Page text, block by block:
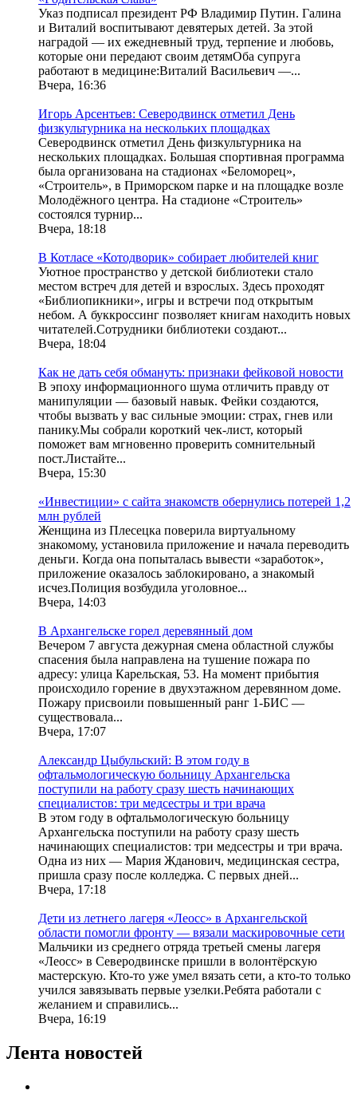
Указ подписал президент РФ Владимир Путин. Галина
и Виталий воспитывают девятерых детей. За этой
наградой — их ежедневный труд, терпение и любовь,
которые они передают своим детямОба супруга
работают в медицине:Виталий Васильевич —...
Вчера, 16:36
Игорь Арсентьев: Северодвинск отметил День
физкультурника на нескольких площадках
Северодвинск отметил День физкультурника на
нескольких площадках. Большая спортивная программа
была организована на стадионах «Беломорец»,
«Строитель», в Приморском парке и на площадке возле
Молодёжного центра. На стадионе «Строитель»
состоялся турнир...
Вчера, 18:18
В Котласе «Котодворик» собирает любителей книг
Уютное пространство у детской библиотеки стало
местом встреч для детей и взрослых. Здесь проходят
«Библиопикники», игры и встречи под открытым
небом. А буккроссинг позволяет книгам находить новых
читателей.Сотрудники библиотеки создают...
Вчера, 18:04
Как не дать себя обмануть: признаки фейковой новости
В эпоху информационного шума отличить правду от
манипуляции — базовый навык. Фейки создаются,
чтобы вызвать у вас сильные эмоции: страх, гнев или
панику.Мы собрали короткий чек-лист, который
поможет вам мгновенно проверить сомнительный
пост.Листайте...
Вчера, 15:30
«Инвестиции» с сайта знакомств обернулись потерей 1,2
млн рублей
Женщина из Плесецка поверила виртуальному
знакомому, установила приложение и начала переводить
деньги. Когда она попыталась вывести «заработок»,
приложение оказалось заблокировано, а знакомый
исчез.Полиция возбудила уголовное...
Вчера, 14:03
В Архангельске горел деревянный дом
Вечером 7 августа дежурная смена областной службы
спасения была направлена на тушение пожара по
адресу: улица Карельская, 53. На момент прибытия
происходило горение в двухэтажном деревянном доме.
Пожару присвоили повышенный ранг 1-БИС —
существовала...
Вчера, 17:07
Александр Цыбульский: В этом году в
офтальмологическую больницу Архангельска
поступили на работу сразу шесть начинающих
специалистов: три медсестры и три врача
В этом году в офтальмологическую больницу
Архангельска поступили на работу сразу шесть
начинающих специалистов: три медсестры и три врача.
Одна из них — Мария Жданович, медицинская сестра,
пришла сразу после колледжа. С первых дней...
Вчера, 17:18
Дети из летнего лагеря «Леосс» в Архангельской
области помогли фронту — вязали маскировочные сети
Мальчики из среднего отряда третьей смены лагеря
«Леосс» в Северодвинске пришли в волонтёрскую
мастерскую. Кто-то уже умел вязать сети, а кто-то только
учился завязывать первые узелки.Ребята работали с
желанием и справились...
Вчера, 16:19
Лента новостей